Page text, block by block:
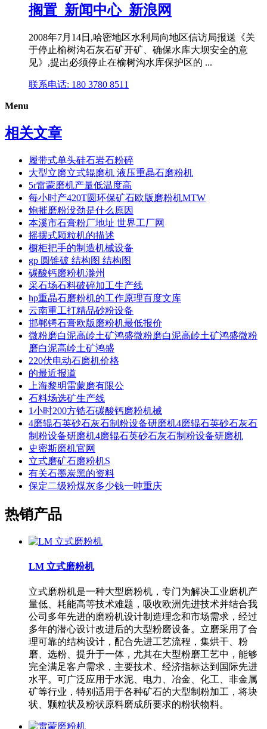
搁置_新闻中心_新浪网
2008年7月14日,哈密地区水利局向地区信访局报送《关
于停止榆树沟石灰石矿开矿、确保水库大坝安全的意
见》,提出必须停止在榆树沟水库保护区的 ...
联系电话: 180 3780 8511
Menu
相关文章
履带式单头硅石岩石粉碎
大型立磨立式辊磨机 液压重晶石磨粉机
5r雷蒙磨机产量低温度高
每小时产420T圆环保矿石欧版磨粉机MTW
炮摧磨粉没劲是什么原因
本溪市石膏粉厂地址 世界工厂网
摇摆式颗粒机的描述
橱柜把手的制造机械设备
gp 圆锥破 结构图 结构图
碳酸钙磨粉机滁州
采石场石料破碎加工生产线
hp重晶石磨粉机的工作原理百度文库
云南重工打精品砂粉设备
邯郸锷石膏欧版磨粉机最低报价
微粉磨白泥高岭土矿鸿盛微粉磨白泥高岭土矿鸿盛微粉
磨白泥高岭土矿鸿盛
220伏电动石磨机价格
的最近报道
上海黎明雷蒙磨有限公
石料场选矿生产线
1小时200方锆石碳酸钙磨粉机械
4磨辊石英砂石灰石制粉设备研磨机4磨辊石英砂石灰石
制粉设备研磨机4磨辊石英砂石灰石制粉设备研磨机
史密斯磨机官网
立式磨矿石磨粉机S
有关石墨炭黑的资料
保定二级粉煤灰多少钱一吨重庆
热销产品
LM 立式磨粉机
立式磨粉机是一种大型磨粉机，专门为解决工业磨机产
量低、耗能高等技术难题，吸收欧洲先进技术并结合我
公司多年先进的磨粉机设计制造理念和市场需求，经过
多年的潜心设计改进后的大型粉磨设备。立磨采用了合
理可靠的结构设计，配合先进工艺流程，集烘干、粉
磨、选粉、提升于一体，尤其在大型粉磨工艺中，能够
完全满足客户需求，主要技术、经济指标达到国际先进
水平。可广泛应用于水泥、电力、冶金、化工、非金属
矿等行业，特别适用于各种矿石的大型制粉加工，将块
状、颗粒状及粉状原料磨成所要求的粉状物料。